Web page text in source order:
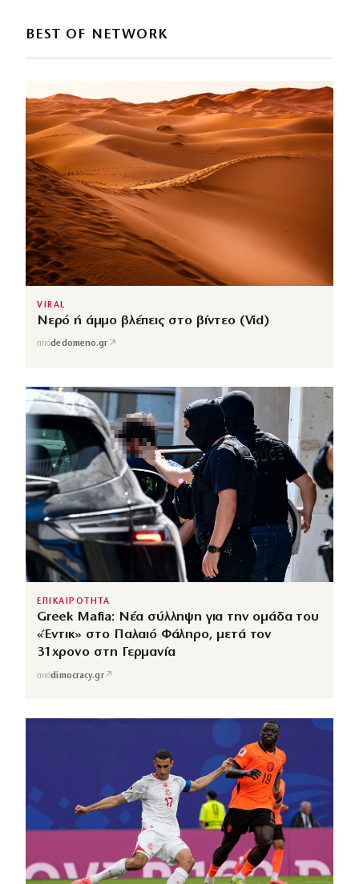
BEST OF NETWORK
VIRAL
Νερό ή άμμο βλέπεις στο βίντεο (Vid)
απόdedomeno.gr ↗
ΕΠΙΚΑΙΡΟΤΗΤΑ
Greek Mafia: Νέα σύλληψη για την ομάδα του
«Έντικ» στο Παλαιό Φάληρο, μετά τον
31χρονο στη Γερμανία
απόdimocracy.gr↗